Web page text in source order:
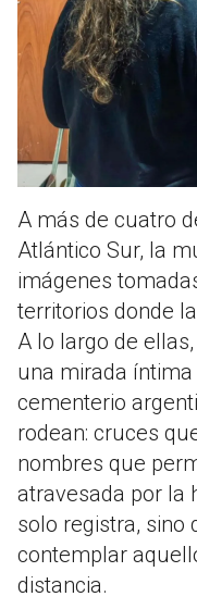
A más de cuatro
Atlántico Sur, la
imágenes
territorios donde
A lo largo de
una mirada
cementerio
rodean: cruces
nombres que
atravesada por la
solo registra, sino
contemplar
distancia.